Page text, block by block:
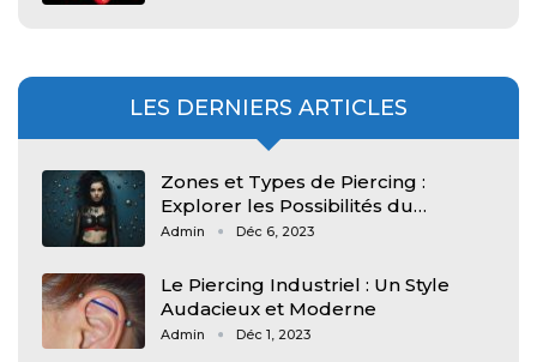
LES DERNIERS ARTICLES
Zones et Types de Piercing :
Explorer les Possibilités du…
Admin Déc 6, 2023
Le Piercing Industriel : Un Style
Audacieux et Moderne
Admin Déc 1, 2023